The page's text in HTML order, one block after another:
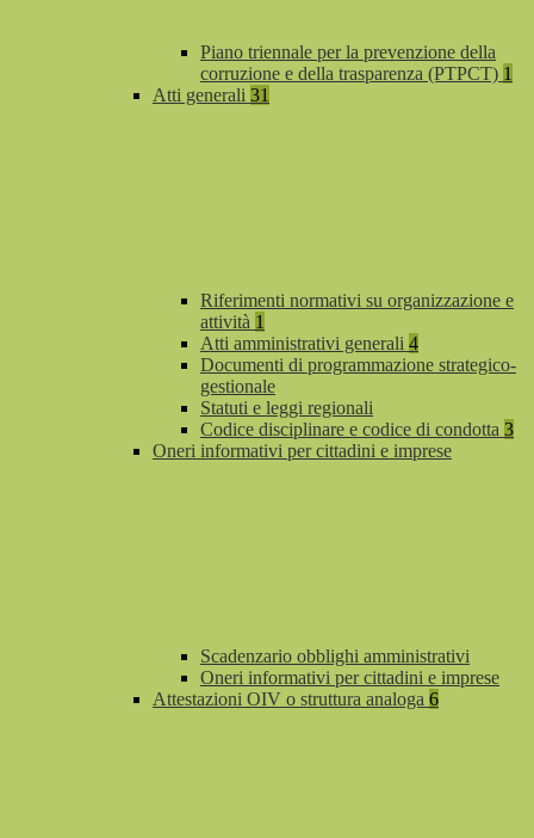
Piano triennale per la prevenzione della
corruzione e della trasparenza (PTPCT) 1
Atti generali 31
Riferimenti normativi su organizzazione e
attività 1
Atti amministrativi generali 4
Documenti di programmazione strategico-
gestionale
Statuti e leggi regionali
Codice disciplinare e codice di condotta 3
Oneri informativi per cittadini e imprese
Scadenzario obblighi amministrativi
Oneri informativi per cittadini e imprese
Attestazioni OIV o struttura analoga 6